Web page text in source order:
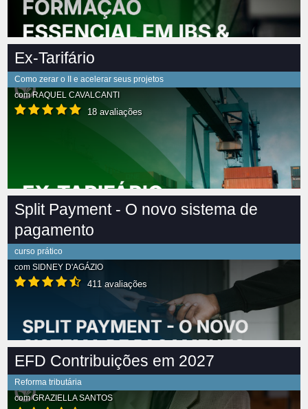
Ex-Tarifário
Como zerar o II e acelerar seus projetos
comRAQUEL CAVALCANTI
18 avaliações
Split Payment - O novo sistema de
pagamento
curso prático
com SIDNEY D'AGÁZIO
411 avaliações
EFD Contribuições em 2027
Reforma tributária
comGRAZIELLA SANTOS